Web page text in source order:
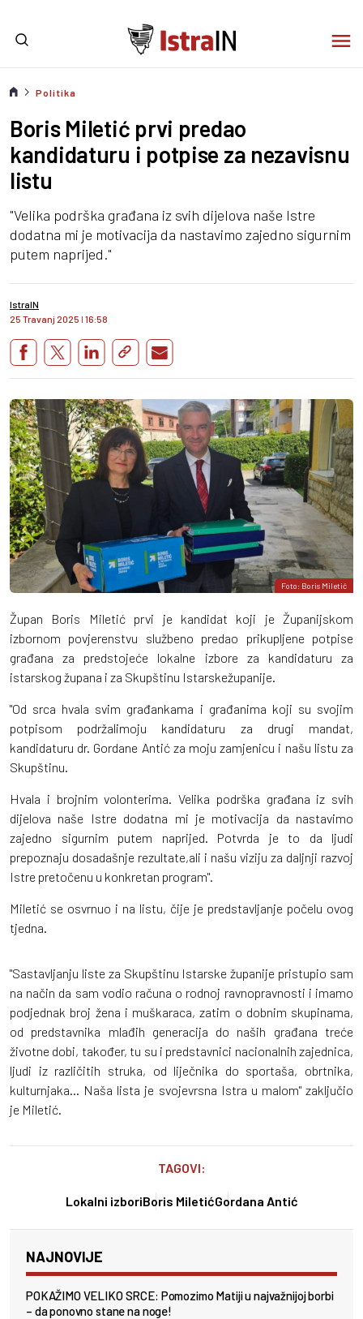
Politika
Boris Miletić prvi predao
kandidaturu i potpise za nezavisnu
listu
"Velika podrška građana iz svih dijelova naše Istre
dodatna mi je motivacija da nastavimo zajedno sigurnim
putem naprijed."
IstraIN
25 Travanj 2025 I 16:58
Foto: Boris Miletić
Župan Boris Miletić prvi je kandidat koji je Županijskom
izbornom povjerenstvu službeno predao prikupljene potpise
građana za predstojeće lokalne izbore za kandidaturu za
istarskog župana i za Skupštinu Istarskežupanije.
"Od srca hvala svim građankama i građanima koji su svojim
potpisom podržalimoju kandidaturu za drugi mandat,
kandidaturu dr. Gordane Antić za moju zamjenicu i našu listu za
Skupštinu.
Hvala i brojnim volonterima. Velika podrška građana iz svih
dijelova naše Istre dodatna mi je motivacija da nastavimo
zajedno sigurnim putem naprijed. Potvrda je to da ljudi
prepoznaju dosadašnje rezultate,ali i našu viziju za daljnji razvoj
Istre pretočenu u konkretan program".
Miletić se osvrnuo i na listu, čije je predstavljanje počelu ovog
tjedna.
"Sastavljanju liste za Skupštinu Istarske županije pristupio sam
na način da sam vodio računa o rodnoj ravnopravnosti i imamo
podjednak broj žena i muškaraca, zatim o dobnim skupinama,
od predstavnika mlađih generacija do naših građana treće
životne dobi, također, tu su i predstavnici nacionalnih zajednica,
ljudi iz različitih struka, od liječnika do sportaša, obrtnika,
kulturnjaka… Naša lista je svojevrsna Istra u malom" zaključio
je Miletić.
TAGOVI:
Lokalni izboriBoris MiletićGordana Antić
NAJNOVIJE
POKAŽIMO VELIKO SRCE: Pomozimo Matiji u najvažnijoj borbi
– da ponovno stane na noge!